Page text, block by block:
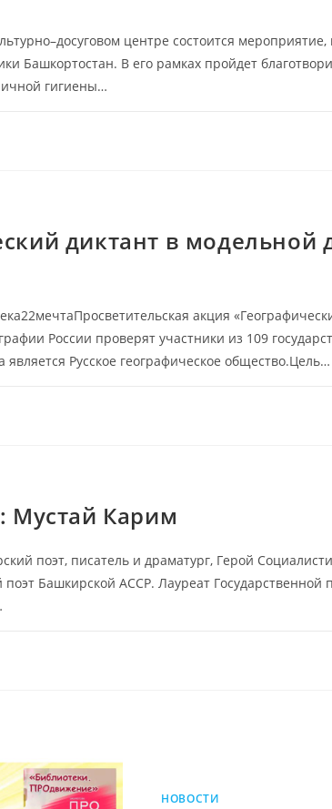
центре состоится
Башкортостан. В его рамках пройдет
гигиены…
диктант в модельной
акция
России проверят участники из 109
Русское географическое общество.Цель…
Мустай Карим
поэт, писатель и драматург, Герой
поэт Башкирской АССР. Лауреат
НОВОСТИ